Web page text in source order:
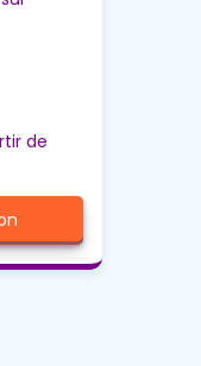
de